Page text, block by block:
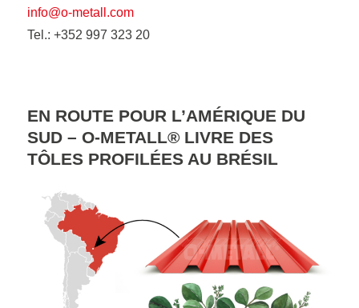
info@o-metall.com
Tel.: +352 997 323 20
EN ROUTE POUR L’AMÉRIQUE DU
SUD – O-METALL® LIVRE DES
TÔLES PROFILÉES AU BRÉSIL